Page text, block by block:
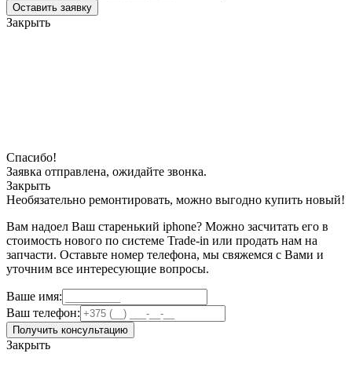
Оставить заявку
Закрыть
Спасибо!
Заявка отправлена, ожидайте звонка.
Закрыть
Необязательно ремонтировать, можно выгодно купить новый!
Вам надоел Ваш старенький iphone? Можно засчитать его в
стоимость нового по системе Trade-in или продать нам на
запчасти. Оставьте номер телефона, мы свяжемся с Вами и
уточним все интересующие вопросы.
Ваше имя:
Ваш телефон:
Получить консультацию
Закрыть